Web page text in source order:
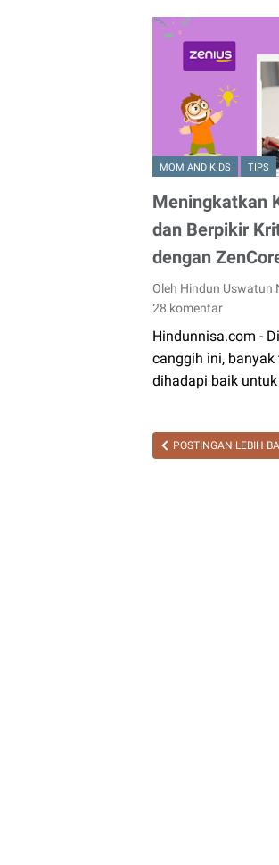
MOM AND KIDS TIPS
Meningkatkan
dan Berpikir
dengan
Oleh Hindun Uswatun
28 komentar
Hindunnisa.com -
canggih ini,
dihadapi baik
POSTINGAN LEBIH